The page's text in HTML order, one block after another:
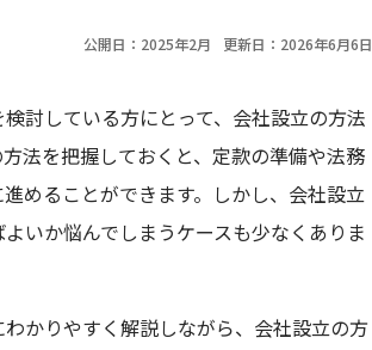
公開日：2025年2月 更新日：2026年6月6日
討している方にとって、会社設立の方法
法を把握しておくと、定款の準備や法務
めることができます。しかし、会社設立
いか悩んでしまうケースも少なくありま
かりやすく解説しながら、会社設立の方